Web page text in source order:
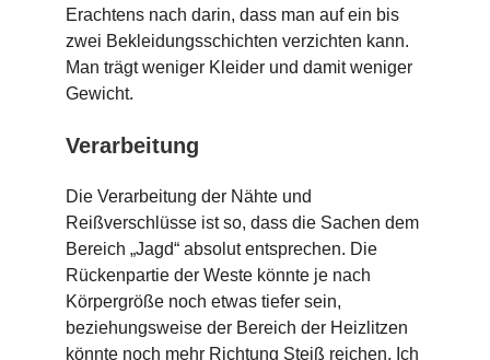
Erachtens nach darin, dass man auf ein bis
zwei Bekleidungsschichten verzichten kann.
Man trägt weniger Kleider und damit weniger
Gewicht.
Verarbeitung
Die Verarbeitung der Nähte und
Reißverschlüsse ist so, dass die Sachen dem
Bereich „Jagd“ absolut entsprechen. Die
Rückenpartie der Weste könnte je nach
Körpergröße noch etwas tiefer sein,
beziehungsweise der Bereich der Heizlitzen
könnte noch mehr Richtung Steiß reichen. Ich